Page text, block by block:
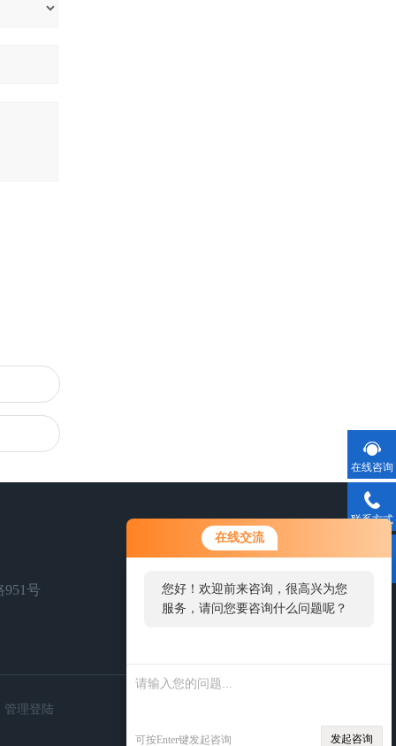
在线交流
您好！欢迎前来咨询，很高兴为您
服务，请问您要咨询什么问题呢？
您好，看您停留很久了，是否找到
了需求产品，您可以直接在线与我
可按Enter键发起咨询 发起咨询
951号
管理登陆
在线咨询
联系方式